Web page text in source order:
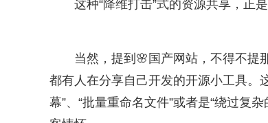
这种“降维打击”式的资源共享，正
当然，提到🌸国产网站，不得不提
都有人在分享自己开发的开源小工具。
幕”、“批量重命名文件”或者是“绕过复